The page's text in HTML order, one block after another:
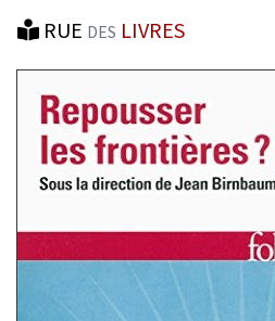
RUE DES LIVRES